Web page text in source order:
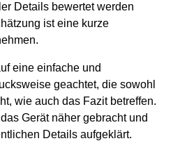
Details bewertet werden
ist eine kurze
eine einfache und
geachtet, die sowohl
wie auch das Fazit betreffen.
Gerät näher gebracht und
Details aufgeklärt.